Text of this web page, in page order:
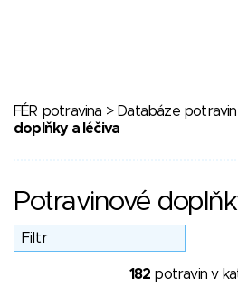
FÉR potravina > Databáze potravin
doplňky a léčiva
Potravinové
182 potravin v